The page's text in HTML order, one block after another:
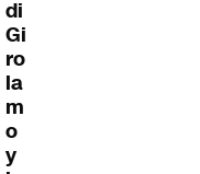
di
Gi
ro
la
m
o
y